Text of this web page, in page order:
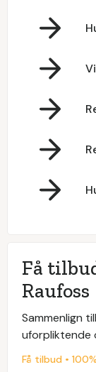
Få
Raufoss
Sammenlign
uforpliktende
Få tilbud •